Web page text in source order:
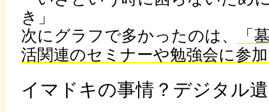
き」
次にグラフで多かったのは、
「
活関連のセミナーや勉強会に参
イマドキの事情？デジタル